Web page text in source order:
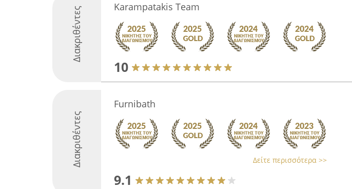
Διακριθέντες Karampatakis Team
10
Διακριθέντες
Furnibath
Δείτε περισσότερα >>
9.1